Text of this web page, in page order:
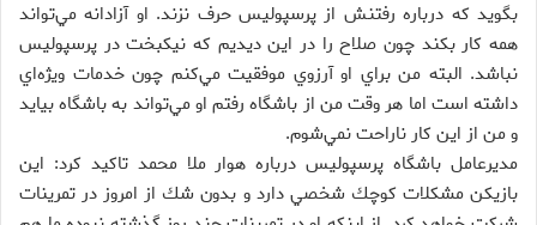
بگويد كه درباره رفتنش از پرسپوليس حرف نزند. او آزادانه مي‌تواند
همه كار بكند چون صلاح را در اين ديديم كه نيكبخت در پرسپوليس
نباشد. البته من براي او آرزوي موفقيت مي‌كنم چون خدمات ويژه‌اي
داشته است اما هر وقت من از باشگاه رفتم او مي‌تواند به باشگاه بيايد
و من از اين كار ناراحت نمي‌شوم.
مديرعامل باشگاه پرسپوليس درباره هوار ملا محمد تاكيد كرد: اين
بازيكن مشكلات كوچك شخصي دارد و بدون شك از امروز در تمرينات